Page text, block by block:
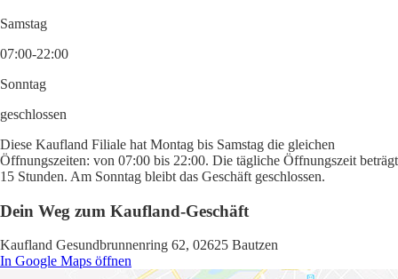
Samstag
07:00-22:00
Sonntag
geschlossen
Diese Kaufland Filiale hat Montag bis Samstag die gleichen
Öffnungszeiten: von 07:00 bis 22:00. Die tägliche Öffnungszeit beträgt
15 Stunden. Am Sonntag bleibt das Geschäft geschlossen.
Dein Weg zum Kaufland-Geschäft
Kaufland Gesundbrunnenring 62, 02625 Bautzen
In Google Maps öffnen